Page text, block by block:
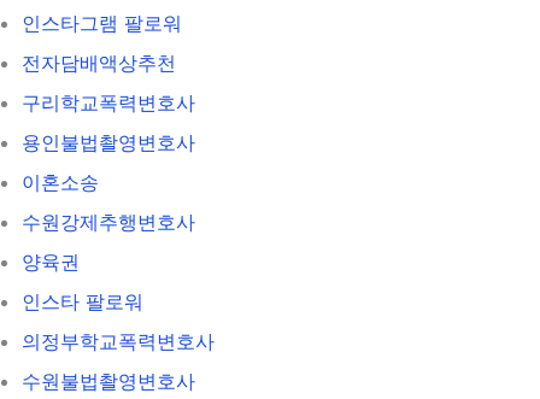
인스타그램 팔로워
전자담배액상추천
구리학교폭력변호사
용인불법촬영변호사
이혼소송
수원강제추행변호사
양육권
인스타 팔로워
의정부학교폭력변호사
수원불법촬영변호사